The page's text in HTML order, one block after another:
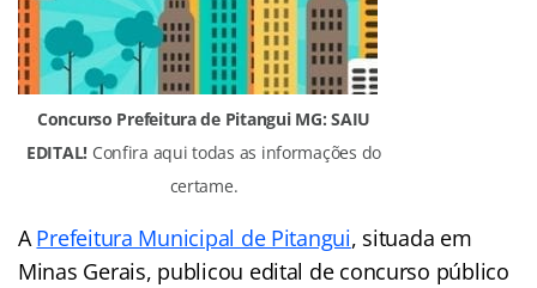
Concurso Prefeitura de Pitangui MG: SAIU
EDITAL! Confira aqui todas as informações do
certame.
APrefeitura Municipal de Pitangui, situada em
Minas Gerais, publicou edital de concurso público